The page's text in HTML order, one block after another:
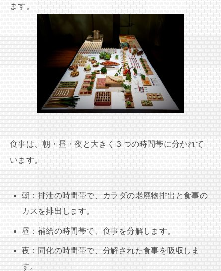
ます。
食事は、朝・昼・夜と大きく３つの時間帯に分かれて
います。
朝：排泄の時間帯で、カラダの老廃物排出と食事の
カスを排出します。
昼：補給の時間帯で、食事を分解します。
夜：同化の時間帯で、分解された食事を吸収しま
す。